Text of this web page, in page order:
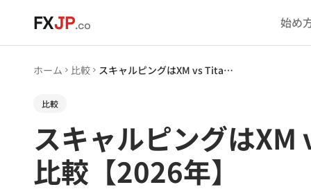
FXJP.co 始め
ホーム 比較 スキャルピングはXM vs TitanFX｜約定速度・スプレッド・手数料を比較【2026年】
比較
スキャルピングは
比較【2026年】